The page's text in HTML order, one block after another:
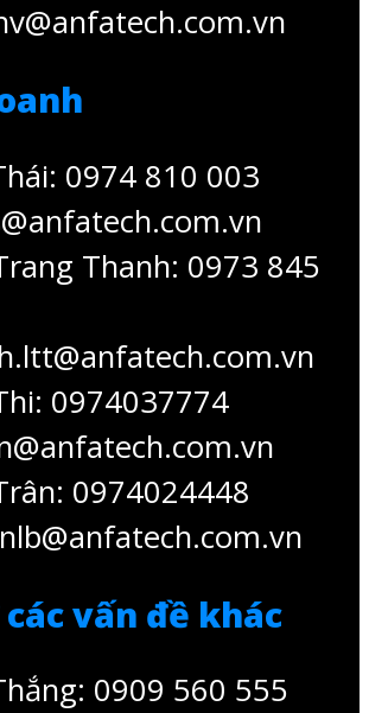
0974 810 003
Thanh: 0973 845
0974037774
0974024448
vấn đề khác
0909 560 555